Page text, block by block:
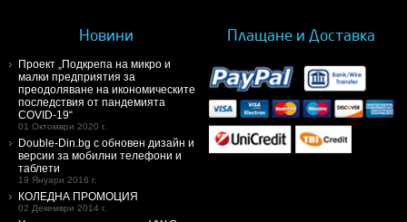
Новини
Проект „Подкрепа на микро и
малки предприятия за
преодоляване на икономическите
последствия от пандемията
COVID-19“
01 Октомври 2020 г.
Double-Din.bg с обновен дизайн и
версии за мобилни телефони и
таблети
19 Януари 2016 г.
КОЛЕДНА ПРОМОЦИЯ
02 Декември 2014 г.
Плащане и Доставка